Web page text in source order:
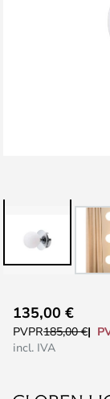
comienzo
135,00 €
PVPR185,00 €
incl. IVA